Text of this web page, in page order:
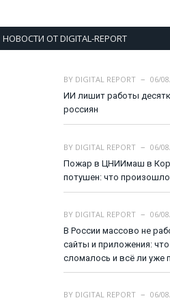
НОВОСТИ ОТ DIGITAL-REPORT
BY DIGITAL REPORT
06/
ИИ лишит работы
россиян
BY DIGITAL REPORT
06/
Пожар в ЦНИИмаш в
потушен: что произошло
BY DIGITAL REPORT
06/
В России массово не
сайты и приложения: что
сломалось и всё ли уже
BY DIGITAL REPORT
06/